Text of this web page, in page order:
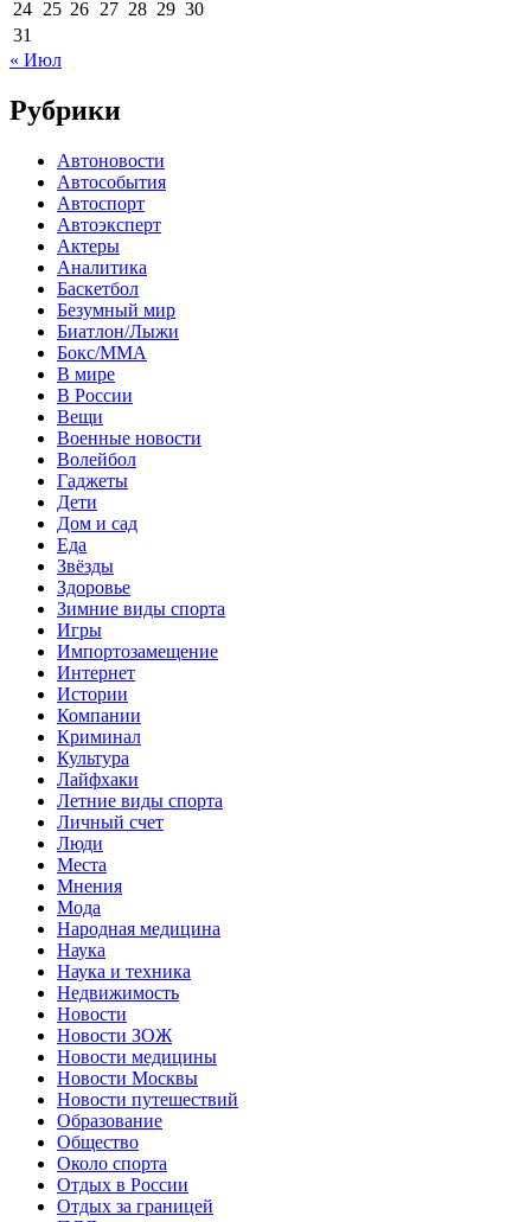
24 25 26 27 28 29 30
31
« Июл
Рубрики
Автоновости
Автособытия
Автоспорт
Автоэксперт
Актеры
Аналитика
Баскетбол
Безумный мир
Биатлон/Лыжи
Бокс/MMA
В мире
В России
Вещи
Военные новости
Волейбол
Гаджеты
Дети
Дом и сад
Еда
Звёзды
Здоровье
Зимние виды спорта
Игры
Импортозамещение
Интернет
Истории
Компании
Криминал
Культура
Лайфхаки
Летние виды спорта
Личный счет
Люди
Места
Мнения
Мода
Народная медицина
Наука
Наука и техника
Недвижимость
Новости
Новости ЗОЖ
Новости медицины
Новости Москвы
Новости путешествий
Образование
Общество
Около спорта
Отдых в России
Отдых за границей